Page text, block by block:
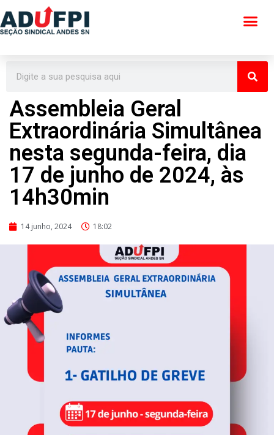
Pular
conteúdo
Assembleia Geral
Extraordinária Simultânea
nesta segunda-feira, dia
17 de junho de 2024, às
14h30min
14 junho, 2024 18:02